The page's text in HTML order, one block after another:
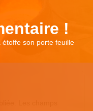
!
étoffe son porte feuille